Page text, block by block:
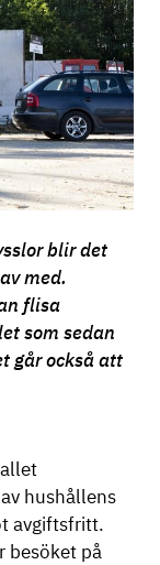
blir det
med.
flisa
som sedan
går också att
hushållens
avgiftsfritt.
besöket på